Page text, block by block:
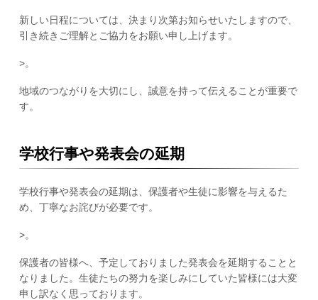
新しい日程については、決まり次第お知らせいたしますので、
引き続きご理解とご協力をお願い申し上げます。
>。
地域のつながりを大切にし、誠意を持って伝えることが重要で
す。
学校行事や発表会の延期
学校行事や発表会の延期は、保護者や生徒に影響を与えるた
め、丁寧なお詫びが必要です。
>。
保護者の皆様へ、予定しておりました発表会を延期することと
なりました。生徒たちの努力を楽しみにしていた皆様には大変
申し訳なく思っております。